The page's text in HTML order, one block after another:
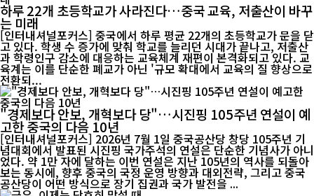
하루 22개 초등학교가 사라진다…중국 교육, 저출산이 바꾸
는 미래
[인터내셔널포커스] 중국에서 하루 평균 22개의 초등학교가 문을 닫
고 있다. 학생 수 증가에 맞춰 학교를 늘리던 시대가 끝나고, 저출산
과 학령인구 감소에 대응하는 교육체계 재편이 본격화되고 있다. 교
육계는 이를 단순한 폐교가 아닌 '규모 확대에서 교육의 질 향상으로
전환되...
"경제보다 안보, 개혁보다 당"…시진핑 105주년 연설이 예
고한 중국의 다음 10년
[인터내셔널포커스] 2026년 7월 1일 중국공산당 창당 105주년 기
념대회에서 발표된 시진핑 국가주석의 연설은 단순한 기념사가 아니
었다. 약 1만 자에 달하는 이번 연설은 지난 105년의 역사를 되돌아
보는 동시에, 향후 중국의 국정 운영 방향과 대외전략, 그리고 중국
공산당이 어떤 방식으로 장기 집권과 국가 발전을 ...